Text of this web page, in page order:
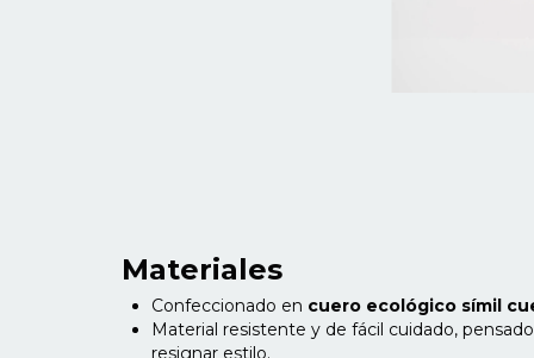
Materiales
Confeccionado en cuero ecológico símil
Material resistente y de fácil cuidado,
resignar estilo.